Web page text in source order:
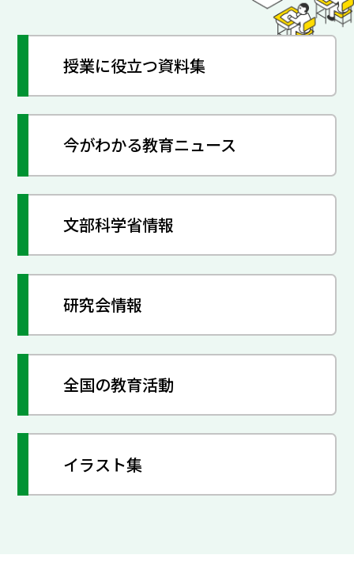
授業に役立つ資料集
今がわかる教育ニュース
文部科学省情報
研究会情報
全国の教育活動
イラスト集